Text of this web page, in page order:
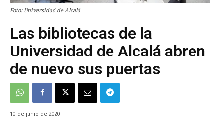
Foto: Universidad de Alcalá
Las bibliotecas de la
Universidad de Alcalá abren
de nuevo sus puertas
10 de junio de 2020